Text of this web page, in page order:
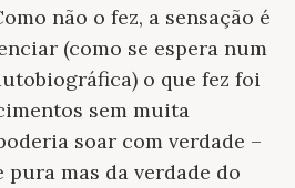
não o fez, a sensação é
(como se espera num
o que fez foi
sem muita
soar com verdade –
pura mas da verdade do